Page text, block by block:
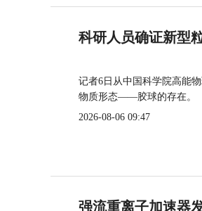
科研人员确证新型
记者6日从中国科学院高能
物质形态——胶球的存在。
2026-08-06 09:47
强流重离子加速器